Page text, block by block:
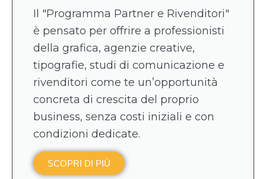
Il "Programma Partner e Rivenditori"
è pensato per offrire a professionisti
della grafica, agenzie creative,
tipografie, studi di comunicazione e
rivenditori come te un’opportunità
concreta di crescita del proprio
business, senza costi iniziali e con
condizioni dedicate.
SCOPRI DI PIÙ